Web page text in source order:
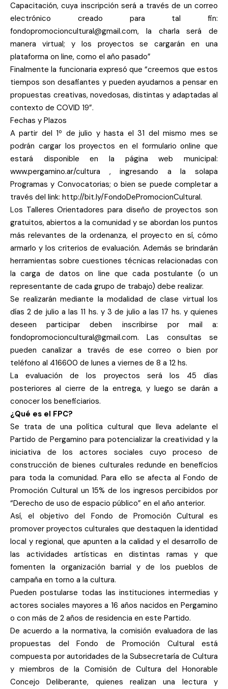
Capacitación, cuya inscripción será a través de un correo
electrónico creado para tal fin:
fondopromocioncultural@gmail.com, la charla será de
manera virtual; y los proyectos se cargarán en una
plataforma on line, como el año pasado”
Finalmente la funcionaria expresó que “creemos que estos
tiempos son desafiantes y pueden ayudarnos a pensar en
propuestas creativas, novedosas, distintas y adaptadas al
contexto de COVID 19”.
Fechas y Plazos
A partir del 1º de julio y hasta el 31 del mismo mes se
podrán cargar los proyectos en el formulario online que
estará disponible en la página web municipal:
www.pergamino.ar/cultura , ingresando a la solapa
Programas y Convocatorias; o bien se puede completar a
través del link: http://bit.ly/FondoDePromocionCultural.
Los Talleres Orientadores para diseño de proyectos son
gratuitos, abiertos a la comunidad y se abordan los puntos
más relevantes de la ordenanza, el proyecto en sí, cómo
armarlo y los criterios de evaluación. Además se brindarán
herramientas sobre cuestiones técnicas relacionadas con
la carga de datos on line que cada postulante (o un
representante de cada grupo de trabajo) debe realizar.
Se realizarán mediante la modalidad de clase virtual los
días 2 de julio a las 11 hs. y 3 de julio a las 17 hs. y quienes
deseen participar deben inscribirse por mail a:
fondopromocioncultural@gmail.com. Las consultas se
pueden canalizar a través de ese correo o bien por
teléfono al 416600 de lunes a viernes de 8 a 12 hs.
La evaluación de los proyectos será los 45 días
posteriores al cierre de la entrega, y luego se darán a
conocer los beneficiarios.
¿Qué es el FPC?
Se trata de una política cultural que lleva adelante el
Partido de Pergamino para potencializar la creatividad y la
iniciativa de los actores sociales cuyo proceso de
construcción de bienes culturales redunde en beneficios
para toda la comunidad. Para ello se afecta al Fondo de
Promoción Cultural un 15% de los ingresos percibidos por
“Derecho de uso de espacio público” en el año anterior.
Así, el objetivo del Fondo de Promoción Cultural es
promover proyectos culturales que destaquen la identidad
local y regional, que apunten a la calidad y el desarrollo de
las actividades artísticas en distintas ramas y que
fomenten la organización barrial y de los pueblos de
campaña en torno a la cultura.
Pueden postularse todas las instituciones intermedias y
actores sociales mayores a 16 años nacidos en Pergamino
o con más de 2 años de residencia en este Partido.
De acuerdo a la normativa, la comisión evaluadora de las
propuestas del Fondo de Promoción Cultural está
compuesta por autoridades de la Subsecretaría de Cultura
y miembros de la Comisión de Cultura del Honorable
Concejo Deliberante, quienes realizan una lectura y